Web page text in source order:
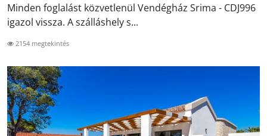
Minden foglalást közvetlenül Vendégház Srima - CDJ996
igazol vissza. A szálláshely s...
2154 megtekintés